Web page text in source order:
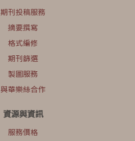
期刊投稿服務
摘要撰寫
格式編修
期刊篩選
製圖服務
與華樂絲合作
資源與資訊
服務價格